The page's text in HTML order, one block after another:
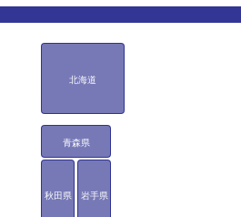
北海道
青森県
岩手県
秋田県